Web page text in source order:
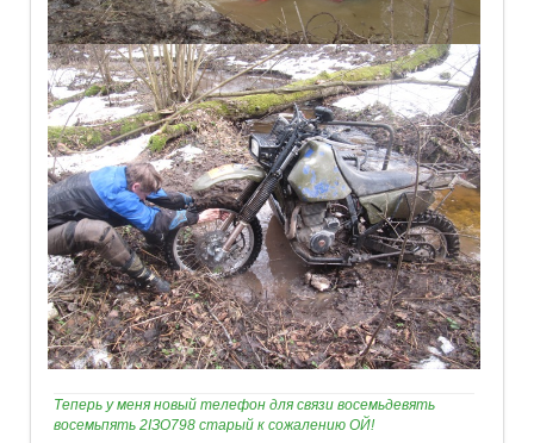
Теперь у меня новый телефон для связи восемьдевять
восемьпять 2IЗО798 старый к сожалению ОЙ!